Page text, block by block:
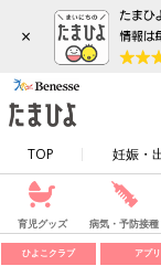
×
TOP 妊娠・
育児グッズ 病気・予防接種
ひよこクラブ アプリ